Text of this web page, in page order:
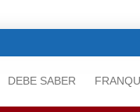
DEBE SABER